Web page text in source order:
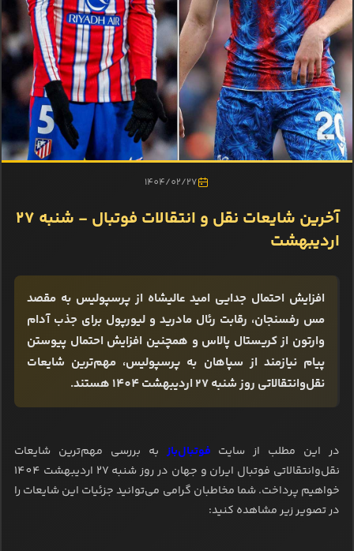
1404/02/27
آخرین شایعات نقل و انتقالات فوتبال - شنبه 27
اردیبهشت
افزایش احتمال جدایی امید عالیشاه از پرسپولیس به مقصد
مس رفسنجان، رقابت رئال مادرید و لیورپول برای جذب آدام
وارتون از کریستال پالاس و همچنین افزایش احتمال پیوستن
پیام نیازمند از سپاهان به پرسپولیس، مهم‌ترین شایعات
نقل‌وانتقالاتی روز شنبه 27 اردیبهشت 1404 هستند.
در این مطلب از سایت فوتبال‌باز به بررسی مهم‌ترین شایعات
نقل‌وانتقالاتی فوتبال ایران و جهان در روز شنبه 27 اردیبهشت 1404
خواهیم پرداخت. شما مخاطبان گرامی می‌توانید جزئیات این شایعات را
در تصویر زیر مشاهده کنید: